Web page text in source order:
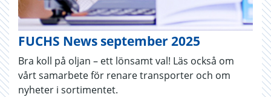
FUCHS News september 2025
Bra koll på oljan – ett lönsamt val! Läs också om
vårt samarbete för renare transporter och om
nyheter i sortimentet.